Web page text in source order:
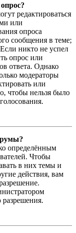
редактироваться
или
опроса
сообщения в теме;
никто не успел
опрос или
ответа. Однако
модераторы
или
чтобы нельзя было
определённым
Чтобы
в них темы и
действия, вам
разрешения.